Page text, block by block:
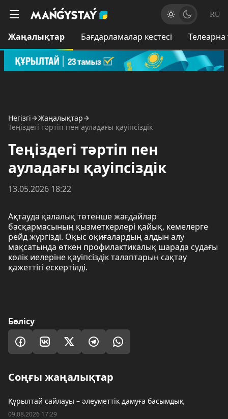
RU
Жаңалықтар Бағдарламалар кестесі
Негізгі
Жаңалықтар
Теңіздегі тәртіп пен ауладағы қауіпсіздік
Теңіздегі тәртіп пен
ауладағы қауіпсіздік
13.05.2026 18:22
Ақтауда қалалық төтенше жағдайлар
басқармасының қызметкерлері қайық, кемелерге
рейд жүргізді. Оқыс оқиғалардың алдын алу
мақсатында өткен профилактикалық шарада судағы
көлік иелеріне қауіпсіздік талаптарын сақтау
қажеттігі ескертілді.
Бөлісу
Соңғы жаңалықтар
Құрылтай сайлауы – әлеуметтік дамуға басымдық
09.08.2026 17:29